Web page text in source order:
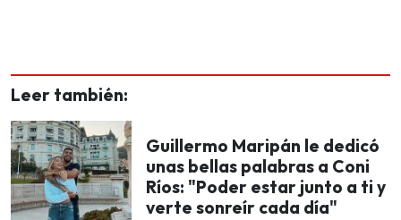
Leer también:
Guillermo Maripán le dedicó
unas bellas palabras a Coni
Ríos: "Poder estar junto a ti y
verte sonreír cada día"